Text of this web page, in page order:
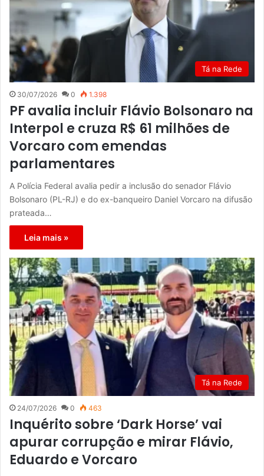
Tá na Rede
30/07/2026 0 1.398
PF avalia incluir Flávio Bolsonaro na
Interpol e cruza R$ 61 milhões de
Vorcaro com emendas
parlamentares
A Polícia Federal avalia pedir a inclusão do senador Flávio
Bolsonaro (PL-RJ) e do ex-banqueiro Daniel Vorcaro na difusão
prateada…
Leia mais »
Tá na Rede
24/07/2026 0 463
Inquérito sobre ‘Dark Horse’ vai
apurar corrupção e mirar Flávio,
Eduardo e Vorcaro